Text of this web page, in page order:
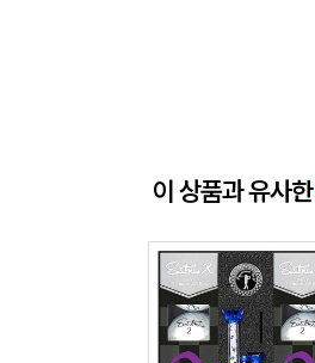
이 상품과 유사한